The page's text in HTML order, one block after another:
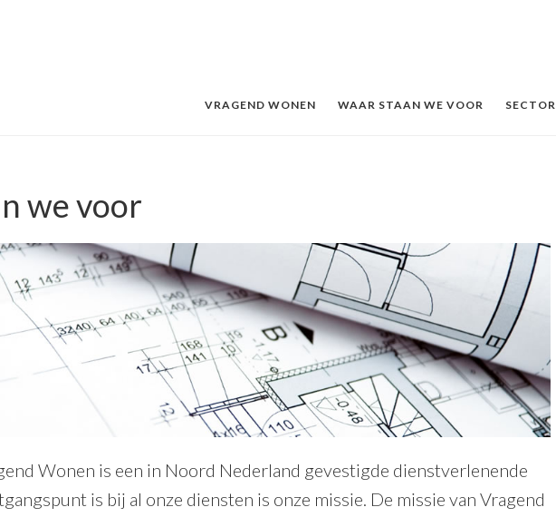
VRAGEND WONEN WAAR STAAN WE VOOR SECTOR
we voor
Wonen is een in Noord Nederland gevestigde dienstverlenende
is bij al onze diensten is onze missie. De missie van Vragend